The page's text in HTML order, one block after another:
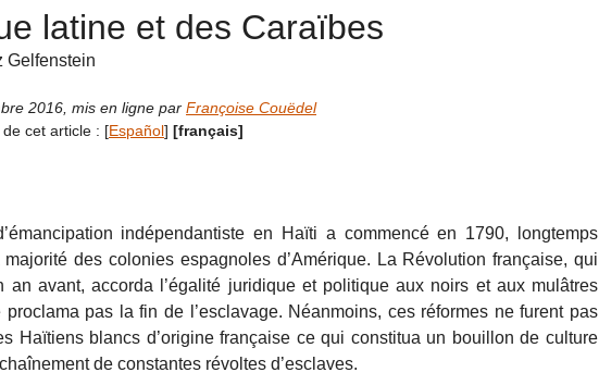
latine et des Caraïbes
Gelfenstein
2016 mis en ligne par Françoise Couëdel
cet article : [Español] [français]
indépendantiste en Haïti a commencé en 1790, longtemps
des colonies espagnoles d’Amérique. La Révolution française, qui
an avant, accorda l’égalité juridique et politique aux noirs et aux mulâtres
proclama pas la fin de l’esclavage. Néanmoins, ces réformes ne furent pas
Haïtiens blancs d’origine française ce qui constitua un bouillon de culture
de constantes révoltes d’esclaves.